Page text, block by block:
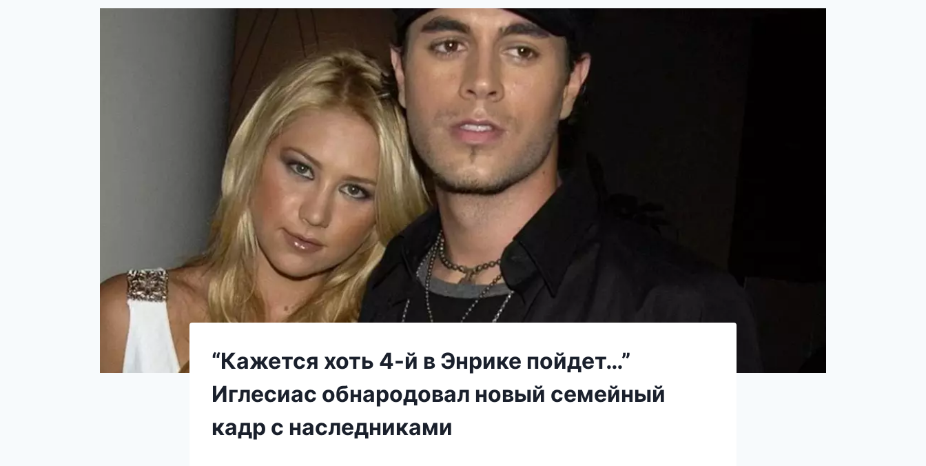
“Кажется хоть 4-й в Энрике пойдет…”
Иглесиас обнародовал новый семейный
кадр с наследниками